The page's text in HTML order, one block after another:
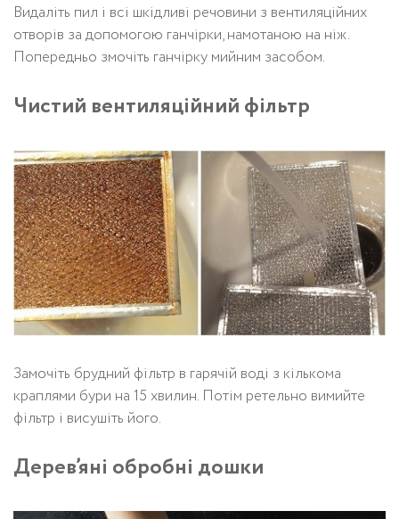
Видаліть пил і всі шкідливі речовини з вентиляційних
отворів за допомогою ганчірки, намотаною на ніж.
Попередньо змочіть ганчірку мийним засобом.
Чистий вентиляційний фільтр
Замочіть брудний фільтр в гарячій воді з кількома
краплями бури на 15 хвилин. Потім ретельно вимийте
фільтр і висушіть його.
Дерев’яні обробні дошки